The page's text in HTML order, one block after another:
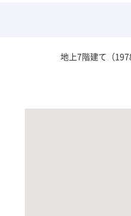
地上7階建て（